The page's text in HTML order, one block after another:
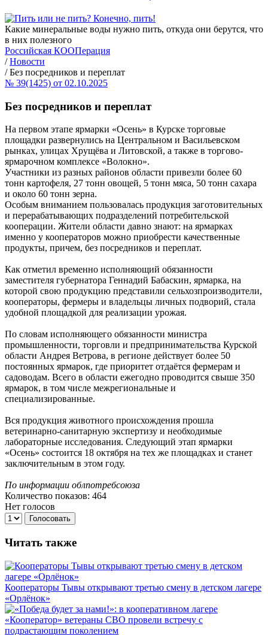
Какие минеральные воды нужно пить, откуда они берутся, что
в них полезного
Российская КООПерация
/ Новости
/ Без посредников и переплат
№ 39(1425) от 02.10.2025
Без посредников и переплат
На первом этапе ярмарки «Осень» в Курске торговые
площадки развернулись на Центральном и Васильевском
рынках, улицах Хрущёва и Литовской, а также в торгово-
ярмарочном комплексе «Волокно».
Участники из разных районов области привезли более 60
тонн картофеля, 27 тонн овощей, 5 тонн мяса, 50 тонн сахара
и около 60 тонн зерна.
Особым вниманием пользовалась продукция заготовительных
и перерабатывающих подразделений потребительской
кооперации. Жители области давно знают: на ярмарках
именно у кооператоров можно приобрести качественные
продукты, причем, без посредников и переплат.
Как отметил временно исполняющий обязанности
заместителя губернатора Геннадий Бабаскин, ярмарка, на
которой свою продукцию представили сельхозпроизводители,
кооператоры, фермеры и владельцы личных подворий, стала
удобной площадкой для реализации урожая.
По словам исполняющего обязанности министра
промышленности, торговли и предпринимательства Курской
области Андрея Ветрова, в регионе действует более 50
постоянных ярмарок, где приоритет отдаётся фермерам и
садоводам. Всего в области ежегодно проводится свыше 350
ярмарок, в том числе межрегиональные и
специализированные.
Вся продукция животного происхождения прошла
ветеринарно-санитарную экспертизу и необходимые
лабораторные исследования. Следующий этап ярмарки
«Осень» состоится 18 октября на тех же площадках и станет
заключительным в этом году.
По информации облпотребсоюза
Количество показов: 464
Нет голосов
Голосовать
Читать также
Кооператоры Тывы открывают третью смену в детском лагере
«Орлёнок»